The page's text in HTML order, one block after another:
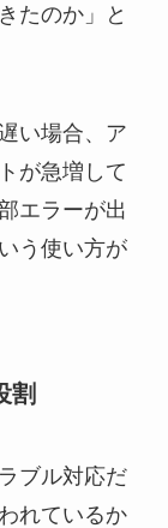
たのか」と
い場合、ア
が急増して
エラーが出
う使い方が
割
ブル対応だ
れているか